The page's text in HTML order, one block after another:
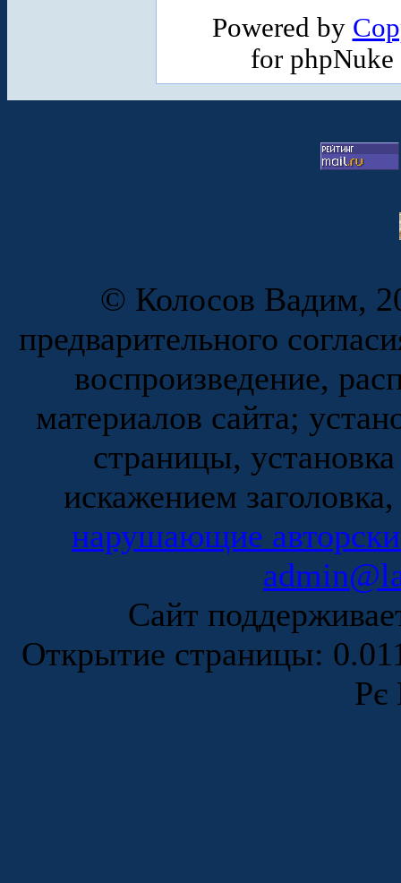
Powered by
for
© Колосов Вадим,
предварительного
воспроизведение,
материалов сайта;
страницы,
искажением
нарушающие
Сайт
Открытие страницы:
Рє